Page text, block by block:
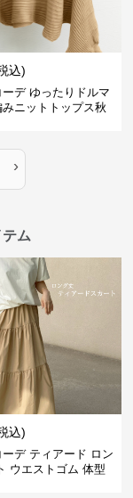
込)
デ ゆったりドルマ
ニットトップス秋
›
ム
込)
デ ティアード ロン
ウエストゴム 体型